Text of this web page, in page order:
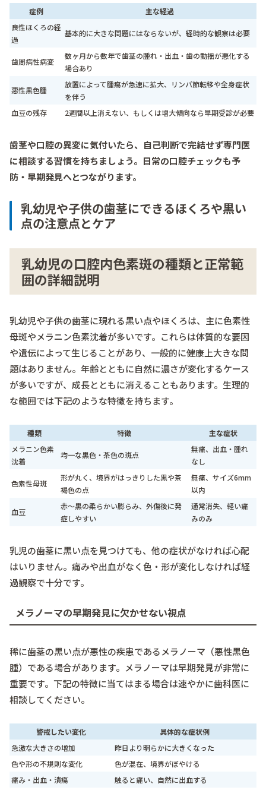
症例
主な経過
良性ほくろの経
過
基本的に大きな問題にはならないが、経時的な観察は必要
歯周病性病変
数ヶ月から数年で歯茎の腫れ・出血・歯の動揺が悪化する
場合あり
悪性黒色腫
放置によって腫瘍が急速に拡大、リンパ節転移や全身症状
を伴う
血豆の残存
2週間以上消えない、もしくは増大傾向なら早期受診が必要
歯茎や口腔の異変に気付いたら、自己判断で完結せず専門医
に相談する習慣を持ちましょう。日常の口腔チェックも予
防・早期発見へとつながります。
乳幼児や子供の歯茎にできるほくろや黒い
点の注意点とケア
乳幼児の口腔内色素斑の種類と正常範
囲の詳細説明
乳幼児や子供の歯茎に現れる黒い点やほくろは、主に色素性
母斑やメラニン色素沈着が多いです。これらは体質的な要因
や遺伝によって生じることがあり、一般的に健康上大きな問
題はありません。年齢とともに自然に濃さが変化するケース
が多いですが、成長とともに消えることもあります。生理的
な範囲では下記のような特徴を持ちます。
種類 特徴
主な症状
メラニン色素
沈着
均一な黒色・茶色の斑点
無痛、出血・腫れ
なし
色素性母斑
形が丸く、境界がはっきりした黒や茶
褐色の点
無痛、サイズ6mm
以内
血豆
赤～黒の柔らかい膨らみ、外傷後に発
症しやすい
通常消失、軽い痛
みのみ
乳児の歯茎に黒い点を見つけても、他の症状がなければ心配
はいりません。痛みや出血がなく色・形が変化しなければ経
過観察で十分です。
メラノーマの早期発見に欠かせない視点
稀に歯茎の黒い点が悪性の疾患であるメラノーマ（悪性黒色
腫）である場合があります。メラノーマは早期発見が非常に
重要です。下記の特徴に当てはまる場合は速やかに歯科医に
相談してください。
警戒したい変化
具体的な症状例
急激な大きさの増加
昨日より明らかに大きくなった
色や形の不規則な変化
色が混在、境界がぼやける
痛み・出血・潰瘍
触ると痛い、自然に出血する